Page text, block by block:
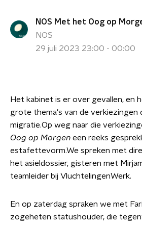
NOS Met het Oog op
NOS
29 juli 2023 23:00 - 00:00
Het kabinet is er over gevallen, en
grote thema's van de verkiezingen
migratie.Op weg naar die
Oog op Morgen een reeks
estafettevorm.We spreken met
het asieldossier, gisteren met
teamleider bij VluchtelingenWerk.
En op zaterdag spraken we met
zogeheten statushouder, die